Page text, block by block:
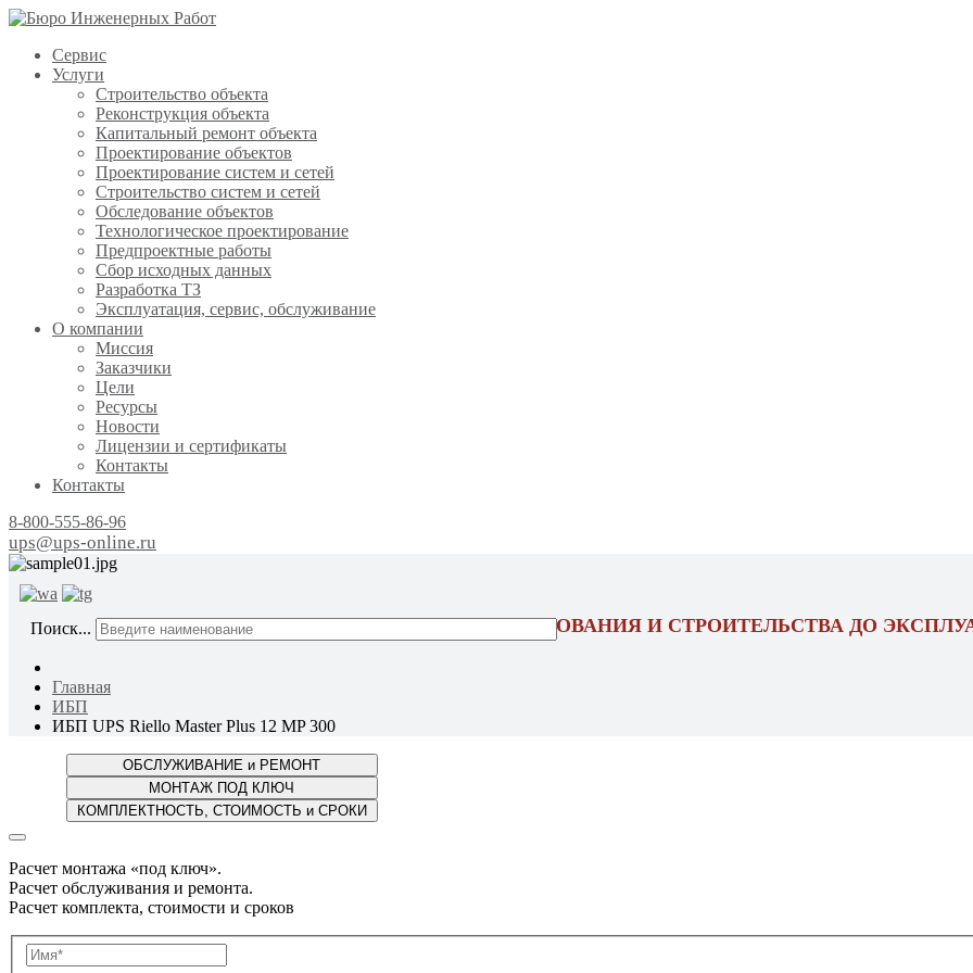
Сервис
Услуги
Строительство объекта
Реконструкция объекта
Капитальный ремонт объекта
Проектирование объектов
Проектирование систем и сетей
Строительство систем и сетей
Обследование объектов
Технологическое проектирование
Предпроектные работы
Сбор исходных данных
Разработка ТЗ
Эксплуатация, сервис, обслуживание
О компании
Миссия
Заказчики
Цели
Ресурсы
Новости
Лицензии и сертификаты
Контакты
Контакты
8-800-555-86-96
ups@ups-online.ru
ОТ ПРОЕКТИРОВАНИЯ И СТРОИТЕЛЬСТВА ДО
Поиск...
Главная
ИБП
ИБП UPS Riello Master Plus 12 MP 300
Расчет монтажа «под ключ».
Расчет обслуживания и ремонта.
Расчет комплекта, стоимости и сроков